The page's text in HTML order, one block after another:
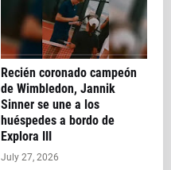
Recién coronado campeón
de Wimbledon, Jannik
Sinner se une a los
huéspedes a bordo de
Explora III
July 27, 2026